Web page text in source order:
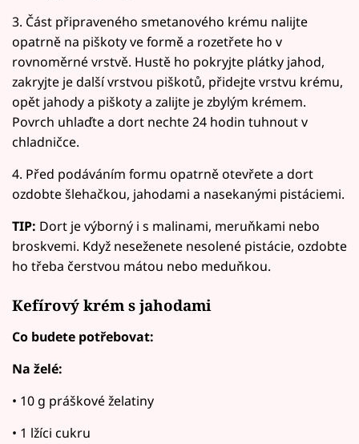
3. Část připraveného smetanového krému nalijte
opatrně na piškoty ve formě a rozetřete ho v
rovnoměrné vrstvě. Hustě ho pokryjte plátky jahod,
zakryjte je další vrstvou piškotů, přidejte vrstvu krému,
opět jahody a piškoty a zalijte je zbylým krémem.
Povrch uhlaďte a dort nechte 24 hodin tuhnout v
chladničce.
4. Před podáváním formu opatrně otevřete a dort
ozdobte šlehačkou, jahodami a nasekanými pistáciemi.
TIP: Dort je výborný i s malinami, meruňkami nebo
broskvemi. Když neseženete nesolené pistácie, ozdobte
ho třeba čerstvou mátou nebo meduňkou.
Kefírový krém s jahodami
Co budete potřebovat:
Na želé:
• 10 g práškové želatiny
• 1 lžíci cukru